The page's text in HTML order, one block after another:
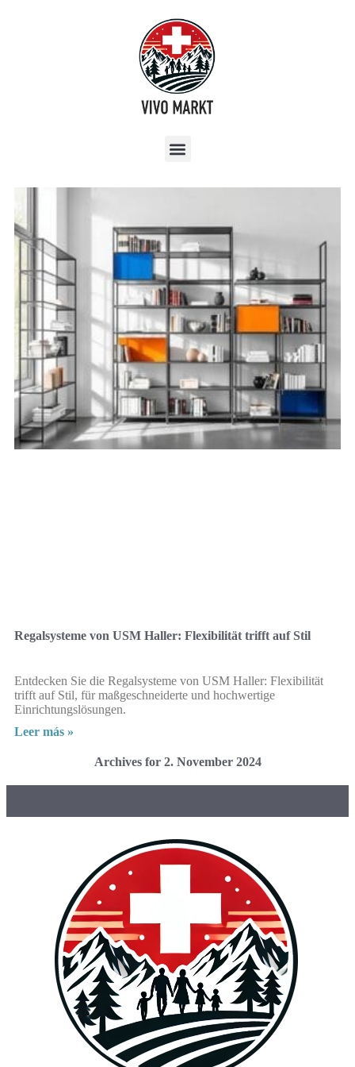
Regalsysteme von USM Haller: Flexibilität trifft auf Stil
Entdecken Sie die Regalsysteme von USM Haller: Flexibilität
trifft auf Stil, für maßgeschneiderte und hochwertige
Einrichtungslösungen.
Leer más »
Archives for 2. November 2024